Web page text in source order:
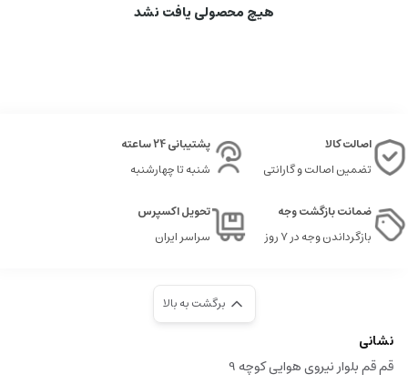
هیچ محصولی یافت نشد
اصالت کالا
تضمین اصالت و گارانتی
پشتیبانی 24 ساعته
شنبه تا چهارشنبه
ضمانت بازگشت وجه
بازگرداندن وجه در ۷ روز
تحویل اکسپرس
سراسر ایران
برگشت به بالا
نشانی
قم قم بلوار نیروی هوایی کوچه 9